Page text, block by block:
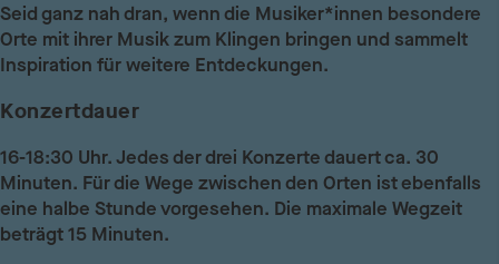
Seid ganz nah dran, wenn die Musiker*innen besondere
Orte mit ihrer Musik zum Klingen bringen und sammelt
Inspiration für weitere Entdeckungen.
Konzertdauer
16-18:30 Uhr. Jedes der drei Konzerte dauert ca. 30
Minuten. Für die Wege zwischen den Orten ist ebenfalls
eine halbe Stunde vorgesehen. Die maximale Wegzeit
beträgt 15 Minuten.